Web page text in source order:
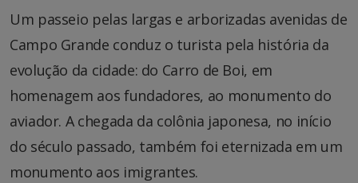
Um passeio pelas largas e arborizadas avenidas de
Campo Grande conduz o turista pela história da
evolução da cidade: do Carro de Boi, em
homenagem aos fundadores, ao monumento do
aviador. A chegada da colônia japonesa, no início
do século passado, também foi eternizada em um
monumento aos imigrantes.